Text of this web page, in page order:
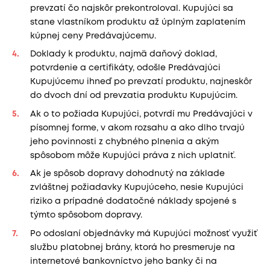
prevzatí čo najskôr prekontroloval. Kupujúci sa
stane vlastníkom produktu až úplným zaplatením
kúpnej ceny Predávajúcemu.
Doklady k produktu, najmä daňový doklad,
potvrdenie a certifikáty, odošle Predávajúci
Kupujúcemu ihneď po prevzatí produktu, najneskôr
do dvoch dní od prevzatia produktu Kupujúcim.
Ak o to požiada Kupujúci, potvrdí mu Predávajúci v
písomnej forme, v akom rozsahu a ako dlho trvajú
jeho povinnosti z chybného plnenia a akým
spôsobom môže Kupujúci práva z nich uplatniť.
Ak je spôsob dopravy dohodnutý na základe
zvláštnej požiadavky Kupujúceho, nesie Kupujúci
riziko a prípadné dodatočné náklady spojené s
týmto spôsobom dopravy.
Po odoslaní objednávky má Kupujúci možnosť využiť
službu platobnej brány, ktorá ho presmeruje na
internetové bankovníctvo jeho banky či na